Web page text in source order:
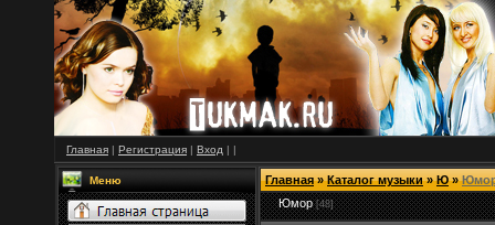
Главная | Регистрация | Вход | |
Меню Главная»Каталог музыки»Ю»
Юмор [48]